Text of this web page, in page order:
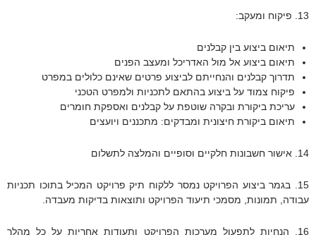
13. פיקוח ומעקב:
תיאום ביצוע בין קבלנים
תיאום ביצוע אל מול האדריכל ומעצב הפנים
תדרוך קבלנים והנחייתם לביצוע פרטים שאינם כלולים במפרט
פיקוח צמוד על ביצוע בהתאם לתכניות ולמפרט הטכני
עריכת ביקורת ובקרה שוטפת על קבלנים ואספקת חומרים
תיאום ביקורת חיצונית ומבדקים: מתכננים ויועצים
14. אישור חשבונות חלקיים וסופיים והמלצה לתשלום
15. בגמר ביצוע הפרויקט נמסר ללקוח תיק פרויקט המכיל בתוכו תכניות
עבודה, תמונות, מסמכי תיעוד הפרויקט ותוצאות בדיקות מעבדה.
16. הנחיות לתפעול מערכות הפרויקט ותעודות אחריות על כל מהלך